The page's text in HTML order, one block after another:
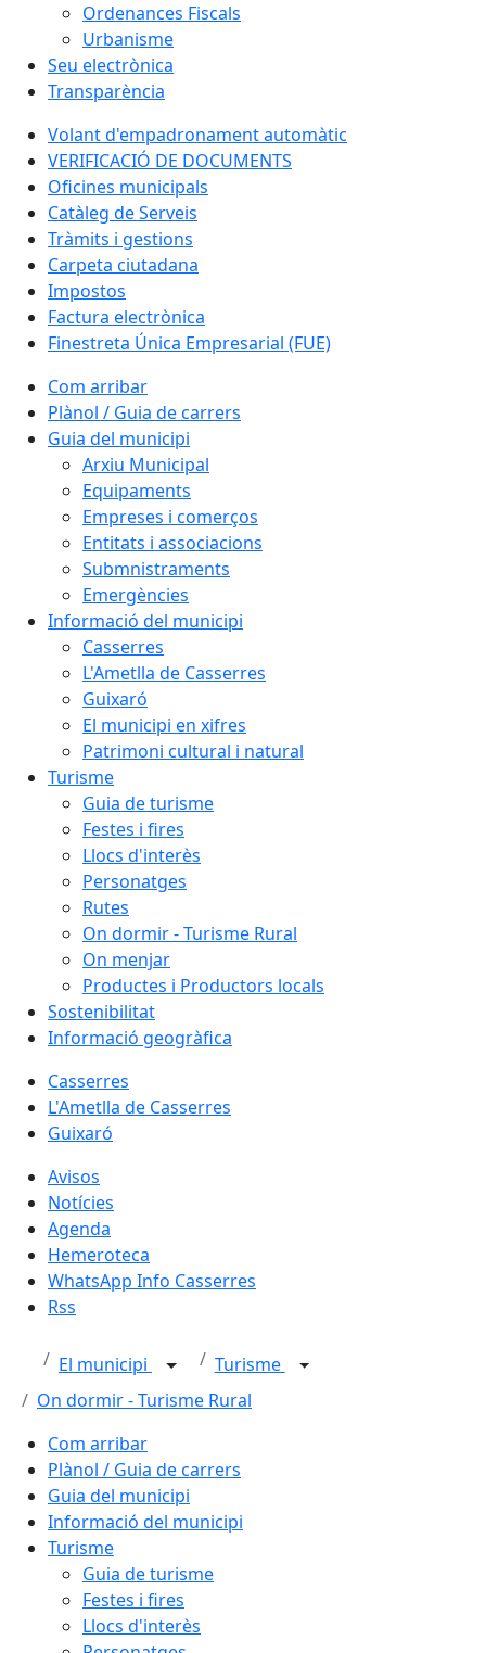
Ordenances Fiscals
Urbanisme
Seu electrònica
Transparència
Volant d'empadronament automàtic
VERIFICACIÓ DE DOCUMENTS
Oficines municipals
Catàleg de Serveis
Tràmits i gestions
Carpeta ciutadana
Impostos
Factura electrònica
Finestreta Única Empresarial (FUE)
Com arribar
Plànol / Guia de carrers
Guia del municipi
Arxiu Municipal
Equipaments
Empreses i comerços
Entitats i associacions
Submnistraments
Emergències
Informació del municipi
Casserres
L'Ametlla de Casserres
Guixaró
El municipi en xifres
Patrimoni cultural i natural
Turisme
Guia de turisme
Festes i fires
Llocs d'interès
Personatges
Rutes
On dormir - Turisme Rural
On menjar
Productes i Productors locals
Sostenibilitat
Informació geogràfica
Casserres
L'Ametlla de Casserres
Guixaró
Avisos
Notícies
Agenda
Hemeroteca
WhatsApp Info Casserres
Rss
El municipi
Turisme
On dormir - Turisme Rural
Com arribar
Plànol / Guia de carrers
Guia del municipi
Informació del municipi
Turisme
Guia de turisme
Festes i fires
Llocs d'interès